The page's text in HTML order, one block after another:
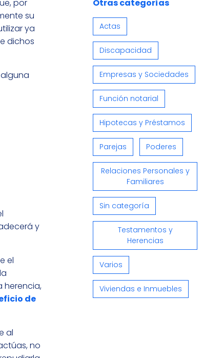
por
su
ya
dichos
y
el
herencia,
de
al
no
Otras categorías
Actas
Discapacidad
Empresas y Sociedades
Función notarial
Hipotecas y Préstamos
Parejas Poderes
Relaciones Personales y
Familiares
Sin categoría
Testamentos y
Herencias
Varios
Viviendas e Inmuebles